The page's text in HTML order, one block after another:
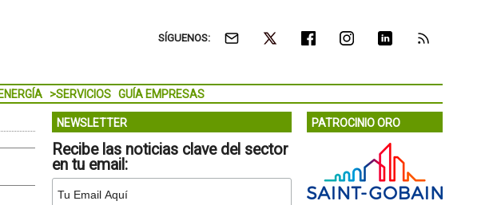
SÍGUENOS:
ENERGÍA >SERVICIOS GUÍA EMPRESAS
NEWSLETTER
Recibe las noticias clave del sector
en tu email:
PATROCINIO ORO